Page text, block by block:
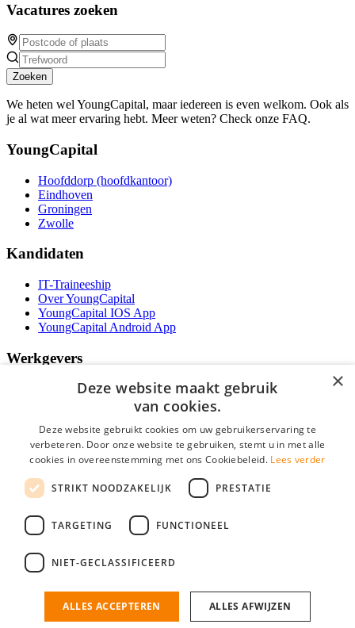
Vacatures zoeken
Zoeken
We heten wel YoungCapital, maar iedereen is even welkom. Ook als
je al wat meer ervaring hebt. Meer weten? Check onze FAQ.
YoungCapital
Hoofddorp (hoofdkantoor)
Eindhoven
Groningen
Zwolle
Kandidaten
IT-Traineeship
Over YoungCapital
YoungCapital IOS App
YoungCapital Android App
Werkgevers
Het concept
Contractvormen
Brochure aanvragen
Vacature aanmelden
F.A.Q.
Social
IT Vacatures is onderdeel van YoungCapital • © 2026 • KvK nr: 34199416 •
×
Deze website maakt gebruik
van cookies.
Deze website gebruikt cookies om uw gebruikerservaring te
verbeteren. Door onze website te gebruiken, stemt u in met alle
cookies in overeenstemming met ons Cookiebeleid. Lees verder
STRIKT NOODZAKELIJK PRESTATIE
TARGETING FUNCTIONEEL
NIET-GECLASSIFICEERD
ALLES ACCEPTEREN ALLES AFWIJZEN